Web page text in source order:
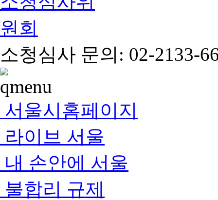
소청심사 문의: 02-2133-
서울시홈페이지
라이브 서울
내 손안에 서울
불합리 규제